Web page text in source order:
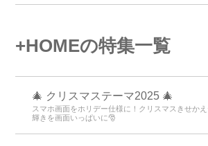
+HOMEの特集一覧
🎄 クリスマステーマ2025 🎄
スマホ画面をホリデー仕様に！クリスマスきせか
輝きを画面いっぱいに🎅